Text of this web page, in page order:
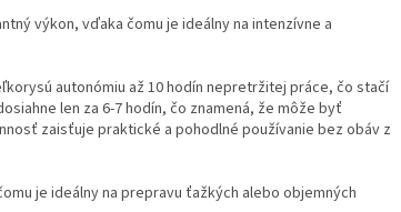
výkon, vďaka čomu je ideálny na intenzívne a
autonómiu až 10 hodín nepretržitej práce, čo stačí
len za 6-7 hodín, čo znamená, že môže byť
zaisťuje praktické a pohodlné používanie bez obáv z
je ideálny na prepravu ťažkých alebo objemných